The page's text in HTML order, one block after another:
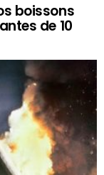
boissons
de 10